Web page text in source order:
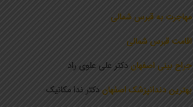
مهاجرت به قبرس شمالی
اقامت قبرس شمالی
جراح بینی اصفهان دکتر علی علوی راد
بهترین دندانپزشک اصفهاندکتر ندا مکانیک